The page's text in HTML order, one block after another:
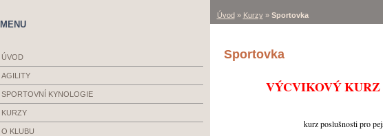
Úvod» Kurzy» Sportovka
Sportovka
VÝCVIKOVÝ
kurz poslušnosti pro
MENU
ÚVOD
AGILITY
SPORTOVNÍ KYNOLOGIE
KURZY
O KLUBU